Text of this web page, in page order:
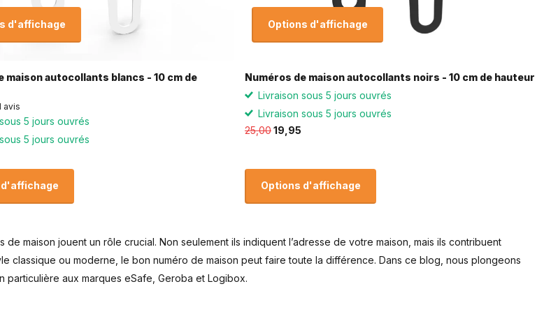
d'affichage
maison autocollants blancs - 10 cm de
avis
5 jours ouvrés
5 jours ouvrés
Options d'affichage
Numéros de maison autocollants noirs - 10 cm de hauteur
Livraison sous 5 jours ouvrés
Livraison sous 5 jours ouvrés
25,0019,95
Options d'affichage
maison jouent un rôle crucial. Non seulement ils indiquent l’adresse de votre maison, mais ils contribuent
classique ou moderne, le bon numéro de maison peut faire toute la différence. Dans ce blog, nous plongeons
aux marques eSafe, Geroba et Logibox.